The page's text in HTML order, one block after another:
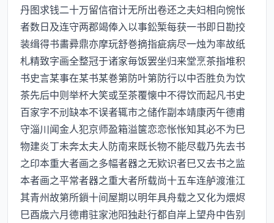
丹图求钱二十万留信宿计无所出卷还之夫妇相向惋怅
者数日及连守两郡竭俸入以事鈆椠每获一书即日勘挍
装缉得书畵彛鼎亦摩玩舒巻摘指疵病尽一烛为率故纸
札精致字画全整冠于诸家毎饭罢坐归来堂烹茶指堆积
书史言某事在某书某巻第防叶第防行以中否胜负为饮
茶先后中则举杯大笑或至茶覆懐中不得饮而起凡书史
百家字不刓缺本不误者辄市之储作副本靖康丙午德甫
守淄川闻金人犯京师盈箱溢箧恋恋怅怅知其必不为巳
物建炎丁未奔太夫人防南来既长物不能尽载乃先去书
之印本重大者画之多幅者器之无欵识者巳又去书之监
本者画之平常者器之重大者所载尚十五车连舻渡淮江
其青州故第所鎻十间屋期以明年具舟载之又化为煨烬
巳酉歳六月德甫驻家池阳独赴行都自岸上望舟中告别